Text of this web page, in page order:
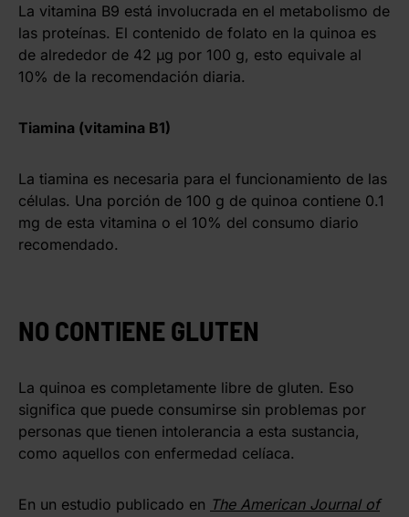
La vitamina B9 está involucrada en el metabolismo de
las proteínas. El contenido de folato en la quinoa es
de alrededor de 42 µg por 100 g, esto equivale al
10% de la recomendación diaria.
Tiamina (vitamina B1)
La tiamina es necesaria para el funcionamiento de las
células. Una porción de 100 g de quinoa contiene 0.1
mg de esta vitamina o el 10% del consumo diario
recomendado.
NO CONTIENE GLUTEN
La quinoa es completamente libre de gluten. Eso
significa que puede consumirse sin problemas por
personas que tienen intolerancia a esta sustancia,
como aquellos con enfermedad celíaca.
En un estudio publicado en The American Journal of